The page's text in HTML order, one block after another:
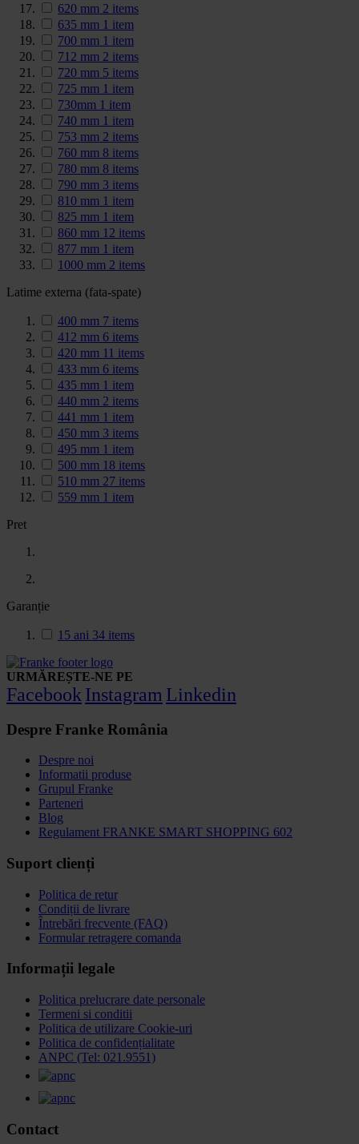
620 mm 2 items
635 mm 1 item
700 mm 1 item
712 mm 2 items
720 mm 5 items
725 mm 1 item
730mm 1 item
740 mm 1 item
753 mm 2 items
760 mm 8 items
780 mm 8 items
790 mm 3 items
810 mm 1 item
825 mm 1 item
860 mm 12 items
877 mm 1 item
1000 mm 2 items
Latime externa (fata-spate)
400 mm 7 items
412 mm 6 items
420 mm 11 items
433 mm 6 items
435 mm 1 item
440 mm 2 items
441 mm 1 item
450 mm 3 items
495 mm 1 item
500 mm 18 items
510 mm 27 items
559 mm 1 item
Pret
Garanție
15 ani 34 items
URMĂREȘTE-NE PE
Facebook Instagram Linkedin
Despre Franke România
Despre noi
Informatii produse
Grupul Franke
Parteneri
Blog
Regulament FRANKE SMART SHOPPING 602
Suport clienți
Politica de retur
Condiții de livrare
Întrebări frecvente (FAQ)
Formular retragere comanda
Informații legale
Politica prelucrare date personale
Termeni si conditii
Politica de utilizare Cookie-uri
Politica de confidențialitate
ANPC (Tel: 021.9551)
Contact